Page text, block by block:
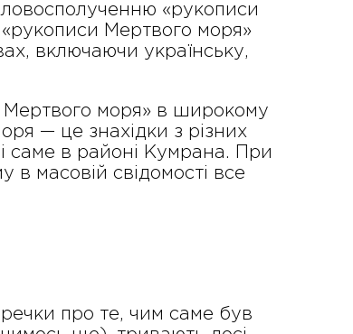
«рукописи
Мертвого моря»
включаючи українську,
Мертвого моря» в широкому
— це знахідки з різних
саме в районі Кумрана. При
масовій свідомості все
про те, чим саме був